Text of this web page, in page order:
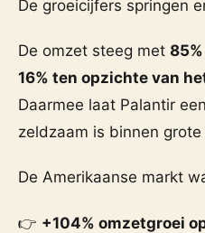
De groeicijfers springen
De omzet steeg met
16% ten opzichte van
Daarmee laat Palantir
zeldzaam is binnen
De Amerikaanse markt
👉 +104% omzetgroei